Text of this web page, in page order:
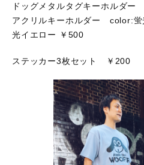
ドッグメタルタグキーホルダ
アクリルキーホルダー color:蛍
光イエロー ￥500
ステッカー3枚セット ￥200